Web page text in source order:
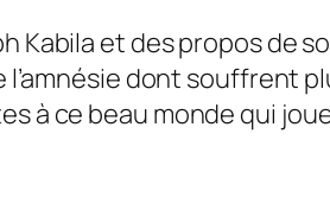
et des propos de
dont souffrent
à ce beau monde qui